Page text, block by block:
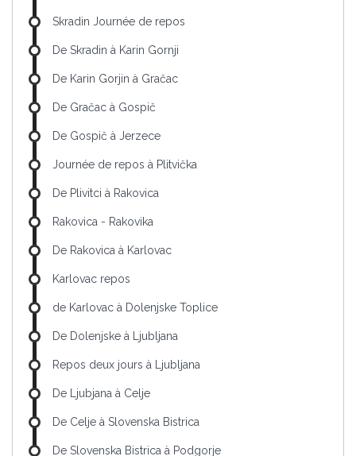
Skradin Journée de repos
De Skradin à Karin Gornji
De Karin Gorjin à Gračac
De Gračac à Gospič
De Gospič à Jerzece
Journée de repos à Plitvička
De Plivitci à Rakovica
Rakovica - Rakovika
De Rakovica à Karlovac
Karlovac repos
de Karlovac à Dolenjske Toplice
De Dolenjske à Ljubljana
Repos deux jours à Ljubljana
De Ljubjana à Celje
De Celje à Slovenska Bistrica
De Slovenska Bistrica à Podgorje